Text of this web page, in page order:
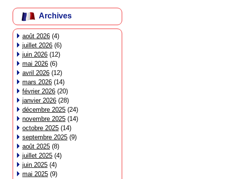
Archives
août 2026 (4)
juillet 2026 (6)
juin 2026 (12)
mai 2026 (6)
avril 2026 (12)
mars 2026 (14)
février 2026 (20)
janvier 2026 (28)
décembre 2025 (24)
novembre 2025 (14)
octobre 2025 (14)
septembre 2025 (9)
août 2025 (8)
juillet 2025 (4)
juin 2025 (4)
mai 2025 (9)